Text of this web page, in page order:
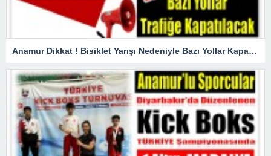
Anamur Dikkat ! Bisiklet Yarışı Nedeniyle Bazı Yollar Kapanacak